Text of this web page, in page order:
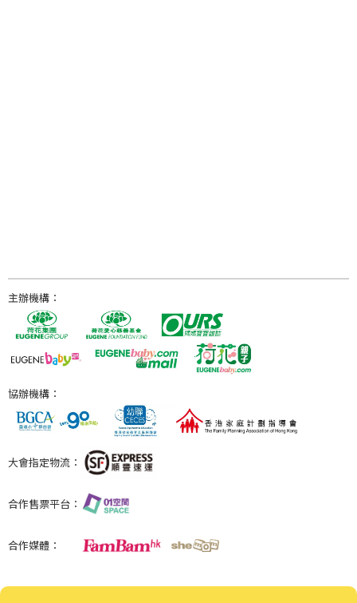
主辦機構：
協辦機構：
大會指定物流：
合作售票平台：
合作媒體：